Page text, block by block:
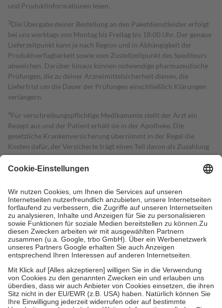
und Produktinformationen lesen.
3Die Übergabe deiner Bestellung an den Paketdienstleister erfolgt
bei uns werktags von Montag bis Freitag bis 18:00 Uhr. Der genaue
Lieferzeitpunkt kann je nach Region und in Abhängigkeit der
Produktverfügbarkeit sowie vom Zustellzeitpunkt des Spediteurs
abweichen. Darüber hinaus können notwendige pharmazeutische
Prüfungen, die zu deiner Arzneimittelsicherheit dienen, die
Lieferfrist um die Dauer der Prüfungen einschließlich Klärungen
verlängern.
4Für verschreibungspflichtige Medikamente stellt der Arzt ein
Rezept aus und der Patient erhält sie in der Apotheke. Die
gesetzliche Krankenversicherung übernimmt in der Regel die
Kosten dafür, der Versicherte trägt einen Teil davon als Zuzahlung
mit.
Grundsätzlich leisten Mitglieder Zuzahlungen in Höhe von zehn
höchstens zehn Euro.
Es sind jedoch nie mehr als die tatsächlichen
Kosten der Leistung zu entrichten.
Diese Regeln gelten grundsätzlich auch für Online-Apotheken.
Bei Heilmitteln und häuslicher Krankenpflege beträgt die
Zuzahlung zehn Prozent der Kosten sowie zehn Euro je
Verordnung.
Um das Engagement der Versicherten für ihre eigene Gesundheit zu
stärken und die besondere Stellung der Familie zu unterstützen,
fallenkeine Zuzahlungenan bei:
• Kindern und Jugendlichen bis zum vollendeten 18. Lebensjahr
mit Ausnahme der Fahrkosten
• Untersuchungen zur Vorsorge und Früherkennung, die von der